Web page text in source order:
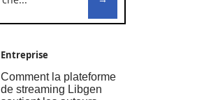
Entreprise
Comment la plateforme
de streaming Libgen